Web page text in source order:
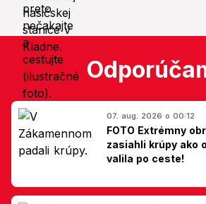
07. aug. 2026 o 00:12
FOTO Extrémny
zasiahli krúpy ako
valila po ceste!